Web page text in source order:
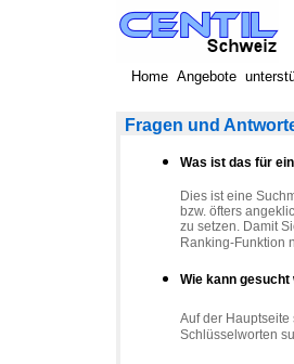
Home Angebote
Fragen und
Was ist das für
Dies ist eine
bzw. öfters
zu setzen. Damit
Ranking-Funktion
Wie kann gesucht
Auf der
Schlüsselworten